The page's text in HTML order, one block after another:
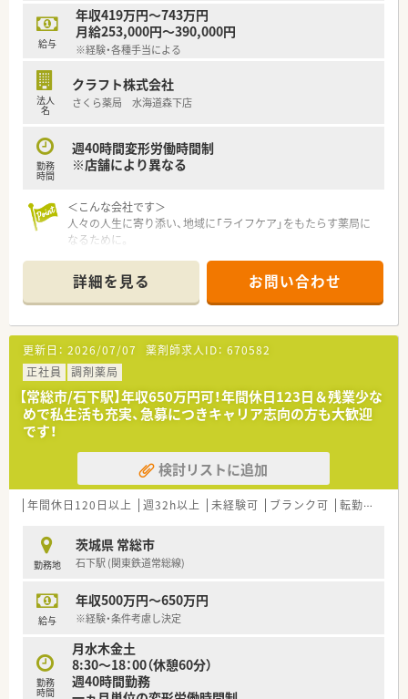
給与
年収419万円～743万円
月給253,000円～390,000円
※経験・各種手当による
法人
名
クラフト株式会社
さくら薬局 水海道森下店
勤務
時間
週40時間変形労働時間制
※店舗により異なる
＜こんな会社です＞
人々の人生に寄り添い、地域に「ライフケア」をもたらす薬局に
なるために。
りひとりの人生に寄り添い、質の高い医療サービスを届ける薬剤
師を求め育てています。
＜特徴・ポイントのご紹介＞
★薬剤師を守る独自システム
業務をサポートするために様々なシステムを独自開発していま
す。
その一つが約20年前から導入され、進化を続けている調剤シス
テム「SPITS」。
処方箋受付から一連の調剤業務を連動させ、業務効率化を図るほ
調剤過誤防止機能を高め、患者様と働くスタッフを守っていま
システム改修が必要な制度変更があった場合も、迅速に対応でき
る強みを生かしていきます。
★刷新された新規採用者研修
中途入社ならではの悩みを解消し、さくら薬局グループのビジョ
ンや社内規定などをご案内。
て、安心してキャリアをスタートいただくための研修です。
店舗OJT・フォローアップや通常の社内研修と絡めて中途入社専
安心して飛び込める体制が整備されています。
★業界トップクラスの認定薬局数と盤石化を図る組織体制
詳細を見る お問い合わせ
更新日： 2026/07/07 薬剤師求人ID： 670582
正社員
調剤薬局
【常総市/石下駅】年収650万円可！年間休日123日＆残業少な
めで私生活も充実、急募につきキャリア志向の方も大歓迎
です！
検討リストに追加
年間休日120日以上 週32h以上 未経験可 ブランク可 転勤なし
勤務地
茨城県 常総市
石下駅 (関東鉄道常総線)
給与
年収500万円～650万円
※経験・条件考慮し決定
勤務
時間
月水木金土
8:30～18：00（休憩60分）
週40時間勤務